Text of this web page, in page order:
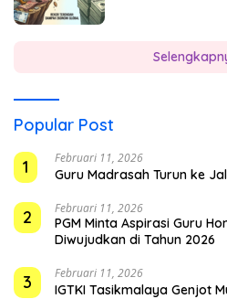
Popular Post
1
Februari 11, 2026
Guru Madrasah Turun ke
2 Februari 11, 2026
PGM Minta Aspirasi Guru
Diwujudkan di Tahun 2026
3 Februari 11, 2026
IGTKI Tasikmalaya Genjot